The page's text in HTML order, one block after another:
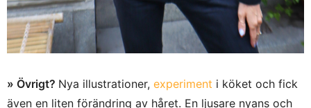
» Övrigt? Nya illustrationer, experiment i köket och fick
även en liten förändring av håret. En ljusare nyans och